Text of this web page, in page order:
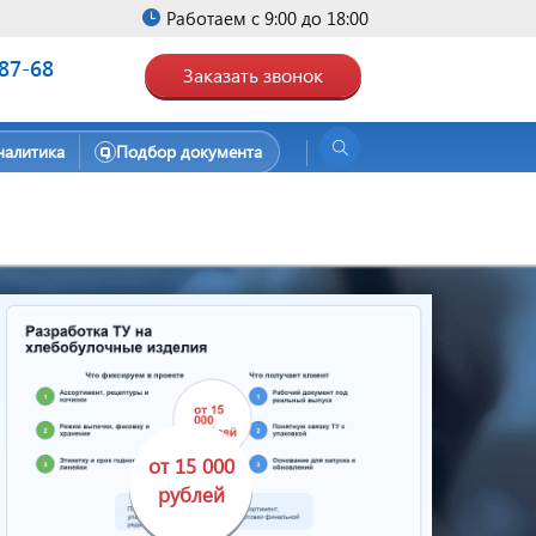
Работаем с 9:00 до 18:00
68 Заказать звонок
Подбор документа
от 15 000
рублей